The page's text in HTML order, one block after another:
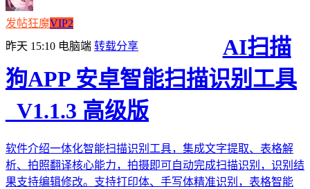
发帖狂魔VIP2
昨天 15:10 电脑端 转载分享
AI扫描
狗APP 安卓智能扫描识别工具
_V1.1.3 高级版
软件介绍一体化智能扫描识别工具，集成文字提取、表格解
析、拍照翻译核心能力，拍摄即可自动完成扫描识别，识别结
果支持编辑修改。支持打印体、手写体精准识别，表格智能